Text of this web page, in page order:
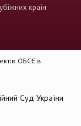
країн
ОБСЄ в
Суд України